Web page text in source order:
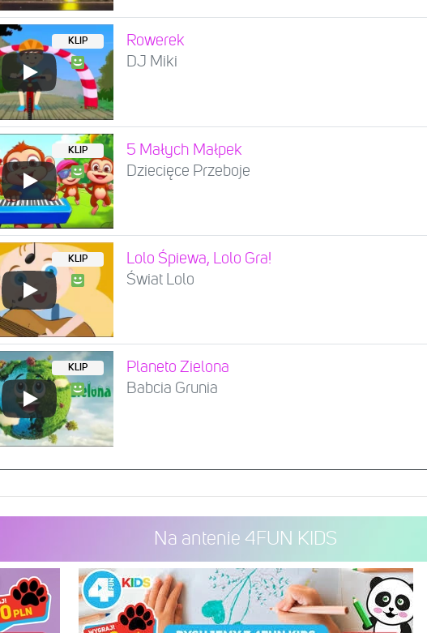
KLIP
Rowerek
DJ Miki
KLIP
5 Małych Małpek
Dziecięce Przeboje
KLIP
Lolo Śpiewa, Lolo Gra!
Świat Lolo
KLIP
Planeto Zielona
Babcia Grunia
Na antenie 4FUN KIDS